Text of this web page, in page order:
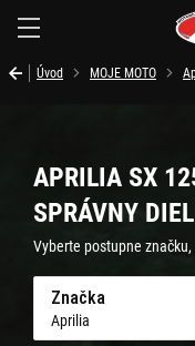
Úvod MOJE MOTO
APRILIA SX
SPRÁVNY DIEL
Vyberte postupne
Značka
Aprilia